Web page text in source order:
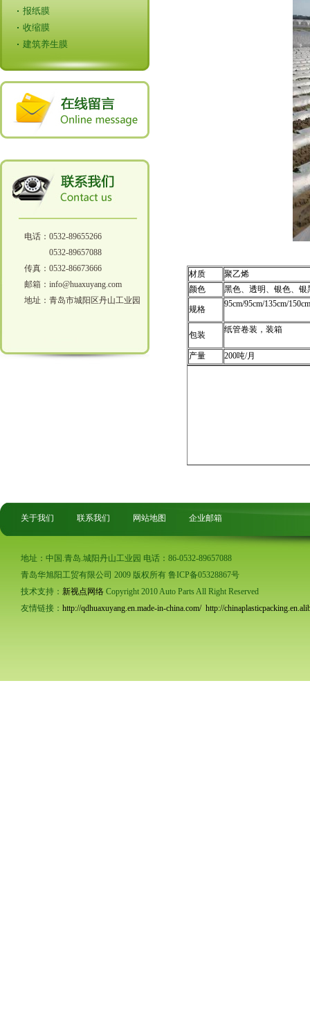
报纸膜
收缩膜
建筑养生膜
电话：0532-89655266
0532-89657088
传真：0532-86673666
邮箱：info@huaxuyang.com
地址：青岛市城阳区丹山工业园
材质
聚乙烯
颜色
黑色、透明、银色、银
规格
95cm/95cm/135cm/
包装
纸管卷装，装箱
产量 200吨/月
关于我们 联系我们 网站地图 企业邮箱
地址：中国.青岛.城阳丹山工业园 电话：86-0532-89657088
青岛华旭阳工贸有限公司 2009 版权所有 鲁ICP备05328867号
技术支持： 新视点网络 Copyright 2010 Auto Parts All Right Reserved
友情链接： http://qdhuaxuyang.en.made-in-china.com/ http://